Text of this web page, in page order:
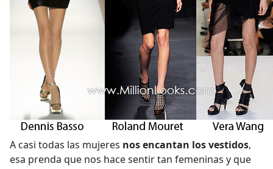
A casi todas las mujeres nos encantan los vestidos,
esa prenda que nos hace sentir tan femeninas y que